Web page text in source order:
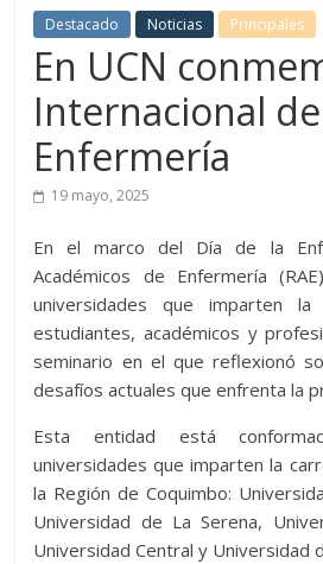
Destacado Noticias Principales
En UCN
Internacional
Enfermería
19 mayo, 2025
En el marco del Día de la
Académicos de Enfermería
universidades que imparten
estudiantes, académicos y
seminario en el que reflexionó
desafíos actuales que enfrenta la
Esta entidad está
universidades que imparten la
la Región de Coquimbo:
Universidad de La Serena,
Universidad Central y Universidad